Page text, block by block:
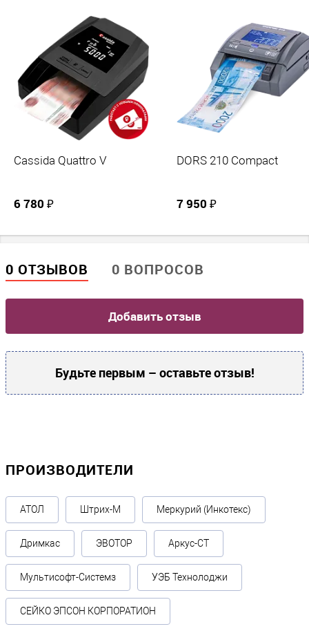
Виды детекций
UV: контроль в УФ диапазоне / MG: магнитная детекция / IR:
контроль ИК защиты / DD: контроль оптической плотности / SP:
спектральный анализ краски
Физические параметры
Габариты без упаковки (д/ш/в)
500
Способы подачи питания
100–240 / 50/60 (сетеой адаптер / атомобильный адаптер)
Прочие
Производитель
PRO INTELLECT TECHNOLOGY
Cassida Quattro V
6 780 ₽
DORS 210 Compact
7 950 ₽
0 ОТЗЫВОВ 0 ВОПРОСОВ
Добавить отзыв
Будьте первым – оставьте отзыв!
ПРОИЗВОДИТЕЛИ
АТОЛ Штрих-М Меркурий (Инкотекс)
Дримкас ЭВОТОР Аркус-СТ
Мультисофт-Системз УЭБ Технолоджи
СЕЙКО ЭПСОН КОРПОРАТИОН